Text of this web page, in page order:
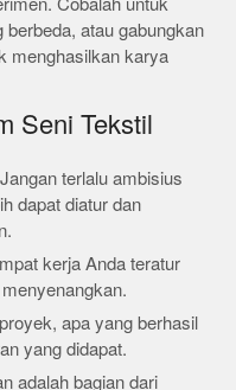
atau gabungkan
menghasilkan karya
Seni Tekstil
terlalu ambisius
dapat diatur dan
kerja Anda teratur
apa yang berhasil
yang didapat.
adalah bagian dari